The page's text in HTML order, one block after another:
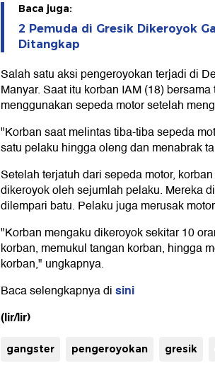
Baca juga:
2 Pemuda di Gresik Dikeroyok
Ditangkap
Salah satu aksi pengeroyokan terjadi di
Manyar. Saat itu korban IAM (18)
menggunakan sepeda motor setelah
"Korban saat melintas tiba-tiba sepeda
satu pelaku hingga oleng dan menabrak
Setelah terjatuh dari sepeda motor,
dikeroyok oleh sejumlah pelaku. Mereka
dilempari batu. Pelaku juga merusak
"Korban mengaku dikeroyok sekitar 10
korban, memukul tangan korban, hingga
korban," ungkapnya.
Baca selengkapnya disini
(lir/lir)
gangster pengeroyokan gresik